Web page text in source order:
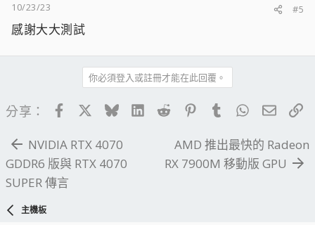
10/23/23
#5
感謝大大測試
你必須登入或註冊才能在此回覆。
分享： FacebookBlueskyLinkedIn
Reddit PinterestTumblrWhatsApp
電子
NVIDIA RTX 4070
GDDR6 版與 RTX 4070
SUPER 傳言
AMD 推出最快的 Radeon
RX 7900M 移動版 GPU
主機板